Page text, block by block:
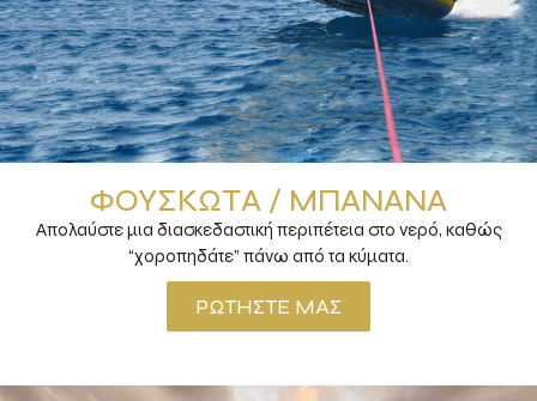
ΦΟΥΣΚΩΤΆ / ΜΠΑΝΆΝΑ
Απολαύστε μια διασκεδαστική περιπέτεια στο νερό, καθώς
“χοροπηδάτε” πάνω από τα κύματα.
ΡΩΤΉΣΤΕ ΜΑΣ